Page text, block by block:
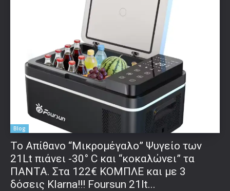
Blog
Το Απίθανο “Μικρομέγαλο” Ψυγείο των
21Lt πιάνει -30° C και “κοκαλώνει” τα
ΠΑΝΤΑ. Στα 122€ ΚΟΜΠΛΕ και με 3
δόσεις Klarna!!! Foursun 21lt...